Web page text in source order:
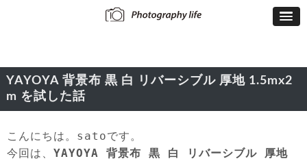
YAYOYA 背景布 黒 白 リバーシブル 厚地 1.5mx2
m を試した話
こんにちは。satoです。
今回は、 YAYOYA 背景布 黒 白 リバーシブル 厚地